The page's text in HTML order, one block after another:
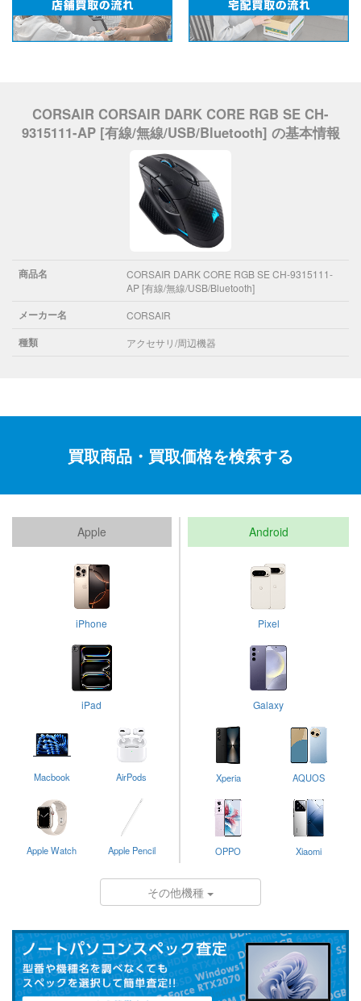
CORSAIR CORSAIR DARK CORE RGB SE CH-
9315111-AP [有線/無線/USB/Bluetooth] の基本情報
商品名
CORSAIR DARK CORE RGB SE CH-9315111-
AP [有線/無線/USB/Bluetooth]
メーカー名 CORSAIR
種類 アクセサリ/周辺機器
買取商品・買取価格を検索する
Apple
iPhone
iPad
Macbook AirPods
Apple Watch Apple Pencil
Android
Pixel
Galaxy
Xperia AQUOS
OPPO Xiaomi
その他機種